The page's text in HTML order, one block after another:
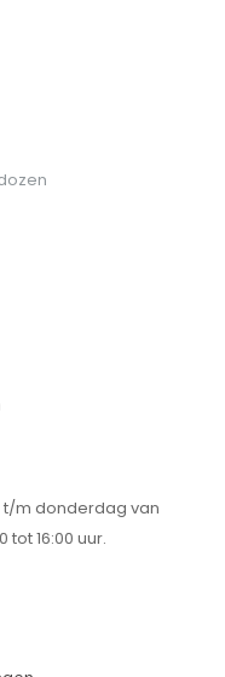
t/m donderdag van
tot 16:00 uur.